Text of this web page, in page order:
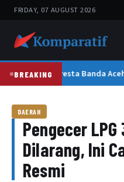
FRIDAY, 07 AUGUST 2026
BREAKINGKapolresta Banda
DAERAH
Pengecer LPG
Dilarang, Ini
Resmi